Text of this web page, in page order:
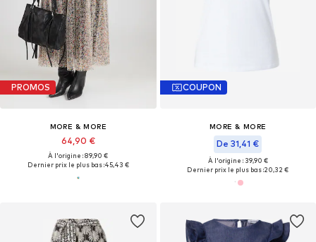
PROMOS
MORE & MORE
64,90 €
À l'origine : 89,90 €
Dernier prix le plus bas :45,43 €
COUPON
MORE & MORE
De 31,41 €
À l'origine : 39,90 €
Dernier prix le plus bas :20,32 €